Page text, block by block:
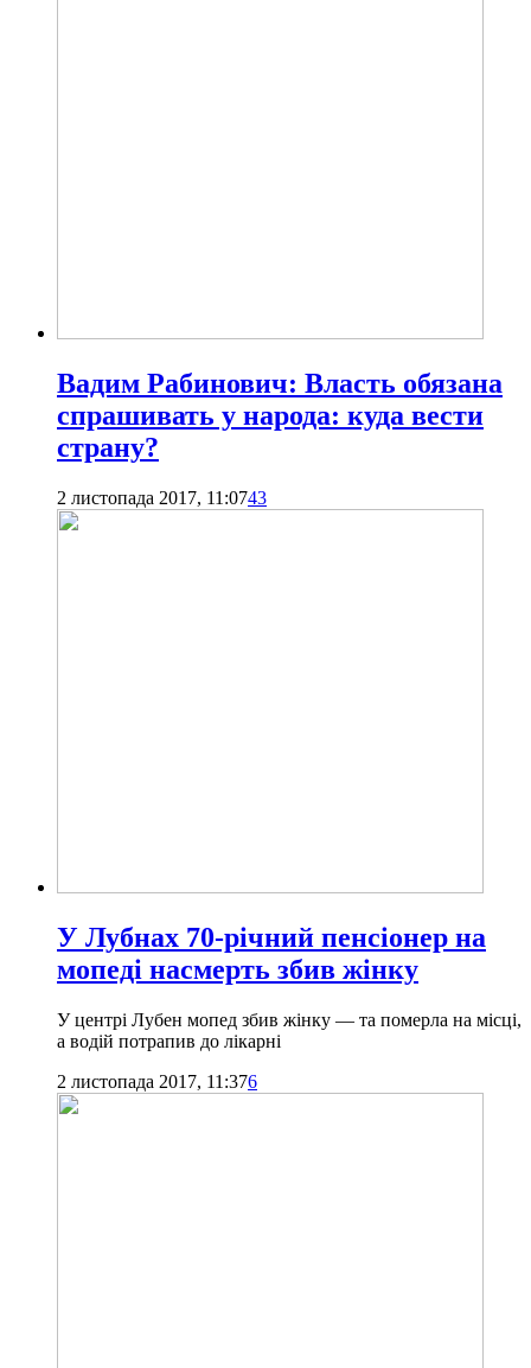
Вадим Рабинович: Власть обязана
спрашивать у народа: куда вести
страну?
2 листопада 2017, 11:0743
У Лубнах 70-річний пенсіонер на
мопеді насмерть збив жінку
У центрі Лубен мопед збив жінку — та померла на місці,
а водій потрапив до лікарні
2 листопада 2017, 11:376